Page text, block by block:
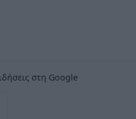
στη Google